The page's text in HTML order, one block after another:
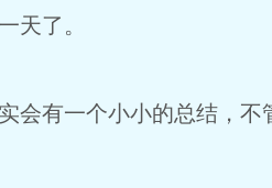
天了。
会有一个小小的总结，不